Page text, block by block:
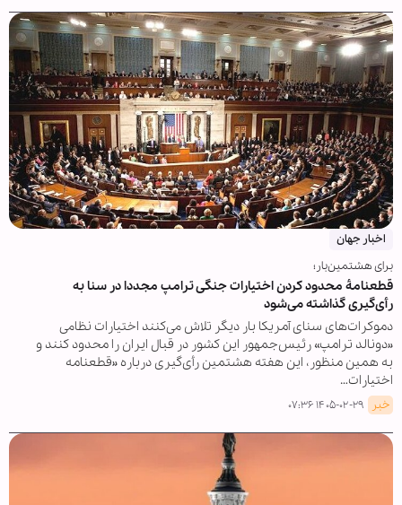
اخبار جهان
برای هشتمین‌بار؛
قطعنامۀ محدود کردن اختیارات جنگی ترامپ مجددا در سنا به‌
رأی‌گیری گذاشته می‌شود
دموکرات‌های سنای آمریکا بار دیگر تلاش می‌کنند اختیارات نظامی
«دونالد ترامپ» رئیس‌جمهور این کشور در قبال ایران را محدود کنند و
به همین منظور، این هفته هشتمین رأی‌گیری درباره «قطعنامه
اختیارات…
خبر ۱۴۰۵-۰۲-۲۹ ۰۷:۳۶